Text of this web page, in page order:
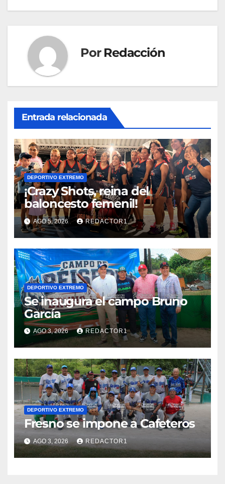
entradas
Por Redacción
Entrada relacionada
DEPORTIVO EXTREMO
¡Crazy Shots, reina del
baloncesto femenil!
AGO 5, 2026 REDACTOR1
DEPORTIVO EXTREMO
Se inaugura el campo Bruno
García
AGO 3, 2026 REDACTOR1
DEPORTIVO EXTREMO
Fresno se impone a Cafeteros
AGO 3, 2026 REDACTOR1